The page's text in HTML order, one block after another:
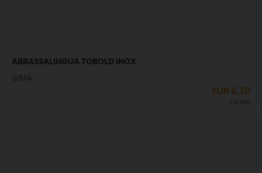
ABBASSALINGUA TOBOLD INOX
GIMA
EUR 6,38
IVA incl.